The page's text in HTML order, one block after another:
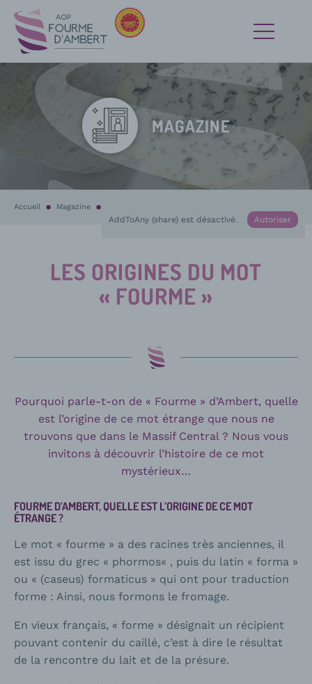
MAGAZINE
Accueil Magazine
AddToAny (share) est désactivé. Autoriser
LES ORIGINES DU MOT
« FOURME »
Pourquoi parle-t-on de « Fourme » d’Ambert, quelle
est l’origine de ce mot étrange que nous ne
trouvons que dans le Massif Central ? Nous vous
invitons à découvrir l’histoire de ce mot
mystérieux…
FOURME D’AMBERT, QUELLE EST L’ORIGINE DE CE MOT
ÉTRANGE ?
Le mot « fourme » a des racines très anciennes, il
est issu du grec « phormos« , puis du latin « forma »
ou « (caseus) formaticus » qui ont pour traduction
forme : Ainsi, nous formons le fromage.
En vieux français, « forme » désignait un récipient
pouvant contenir du caillé, c’est à dire le résultat
de la rencontre du lait et de la présure.